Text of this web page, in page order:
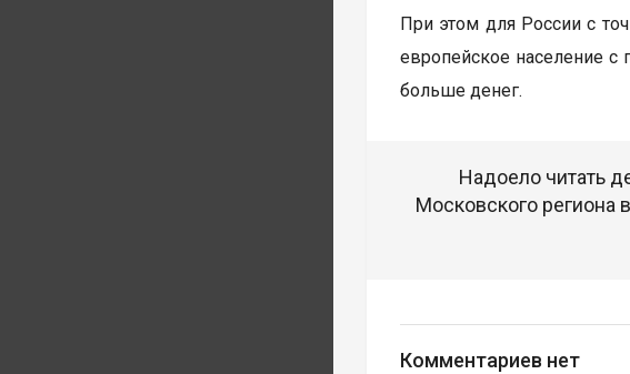
При этом для России с
европейское население
больше денег.
Надоело читать
Московского региона
Комментариев нет